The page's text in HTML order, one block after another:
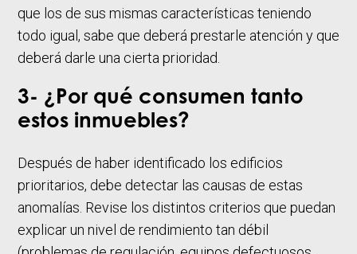
que los de sus mismas características teniendo
todo igual, sabe que deberá prestarle atención y que
deberá darle una cierta prioridad.
3- ¿Por qué consumen tanto
estos inmuebles?
Después de haber identificado los edificios
prioritarios, debe detectar las causas de estas
anomalías. Revise los distintos criterios que puedan
explicar un nivel de rendimiento tan débil